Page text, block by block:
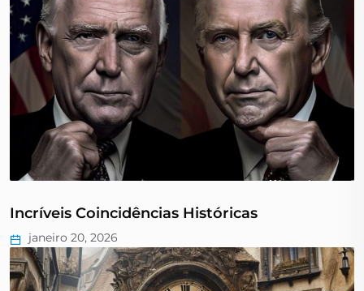
Incríveis Coincidências Históricas
janeiro 20, 2026